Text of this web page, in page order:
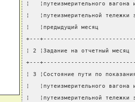
¦   ¦путеизмерительного
¦   ¦путеизмерительной
¦   ¦предыдущий месяц
+---
¦ 2 ¦Задание на отчетный
+---
¦ 3 ¦Состояние пути по
¦   ¦путеизмерительного
¦   ¦путеизмерительной